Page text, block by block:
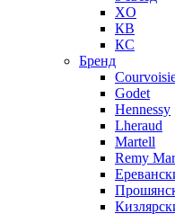
XO
КВ
КС
Бренд
Godet
Hennessy
Lheraud
Martell
Remy